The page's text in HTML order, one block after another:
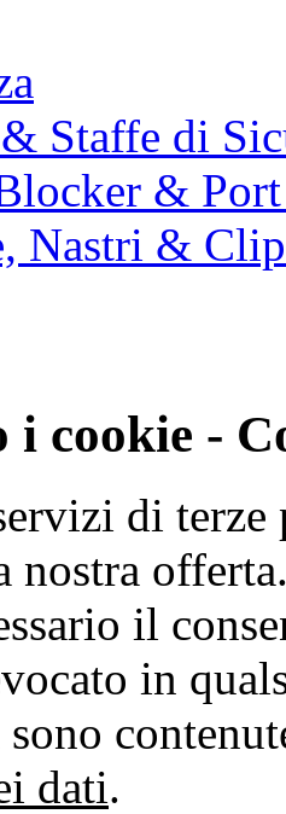
Staffe di
&
Nastri &
cookie -
di terze
nostra
il
in
dati.